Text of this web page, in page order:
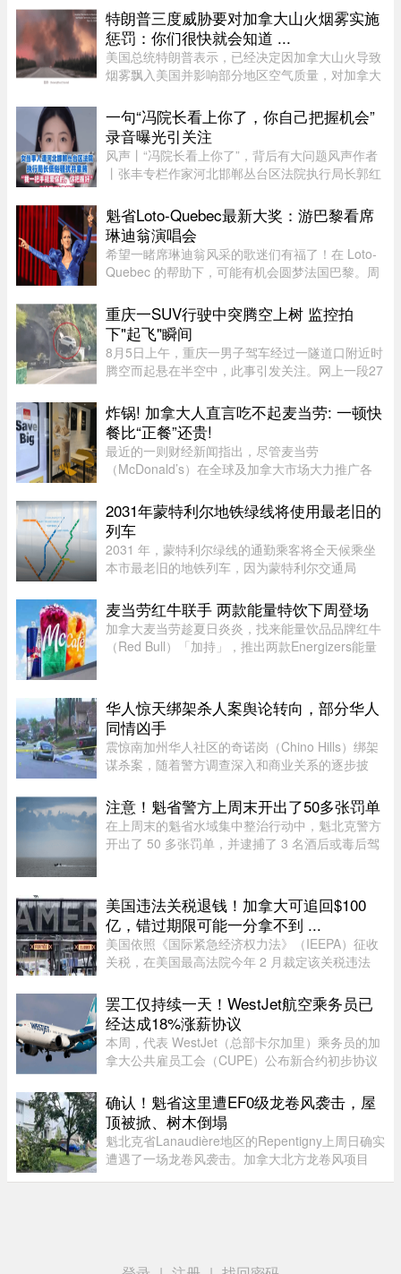
面一样拥有14天一轮的完整白 ...
特朗普三度威胁要对加拿大山火烟雾实施
惩罚：你们很快就会知道 ...
美国总统特朗普表示，已经决定因加拿大山火导致
烟雾飘入美国并影响部分地区空气质量，对加拿大
期里，特朗普第三次就此事对加拿大发出威胁。周
日晚间，特朗普在“空 ...
一句“冯院长看上你了，你自己把握机会”
录音曝光引关注
风声丨“冯院长看上你了”，背后有大问题风声作者
丨张丰专栏作家河北邯郸丛台区法院执行局长郭红
钱，给我送点钱”，“你长得漂亮……冯院长看上你
了，我可以从中促成，你 ...
魁省Loto-Quebec最新大奖：游巴黎看席
琳迪翁演唱会
希望一睹席琳迪翁风采的歌迷们有福了！在 Loto-
Quebec 的帮助下，可能有机会圆梦法国巴黎。周
Experience”抽奖活动，将抽出两位幸运歌迷（每
人可携一名同伴），邀他们亲临现 ...
重庆一SUV行驶中突腾空上树 监控拍
下"起飞"瞬间
8月5日上午，重庆一男子驾车经过一隧道口附近时
腾空而起悬在半空中，此事引发关注。网上一段27
道，其前方右边是一处转弯，前端左侧是一个隧道
口，当车驶至该隧道口附近时 ...
炸锅! 加拿大人直言吃不起麦当劳: 一顿快
餐比“正餐”还贵!
最近的一则财经新闻指出，尽管麦当劳
（McDonald’s）在全球及加拿大市场大力推广各
度依然出现了明显的放缓。图片来源：Global
News这一现象在加拿大知名社区论坛 r/ ...
2031年蒙特利尔地铁绿线将使用最老旧的
列车
2031 年，蒙特利尔绿线的通勤乘客将全天候乘坐
本市最老旧的地铁列车，因为蒙特利尔交通局
六年后，当蓝线延长线通车时，STM 将把现代化
的 Azur 列车从绿线调往蓝线。作为 ...
麦当劳红牛联手 两款能量特饮下周登场
加拿大麦当劳趁夏日炎炎，找来能量饮品品牌红牛
（Red Bull）「加持」，推出两款Energizers能量
红牛能量饮品配搭蓝树莓（blu ...
华人惊天绑架杀人案舆论转向，部分华人
同情凶手
震惊南加州华人社区的奇诺岗（Chino Hills）绑架
谋杀案，随着警方调查深入和商业关系的逐步披
中的舆论风向开始出现微妙变化。部分华人社区成
员开始对已遭警方击毙的 ...
注意！魁省警方上周末开出了50多张罚单
在上周末的魁省水域集中整治行动中，魁北克警方
开出了 50 多张罚单，并逮捕了 3 名酒后或毒后驾
内的多支魁省警力在 8 月 1 ...
美国违法关税退钱！加拿大可追回$100
亿，错过期限可能一分拿不到 ...
美国依照《国际紧急经济权力法》（IEEPA）征收
关税，在美国最高法院今年 2 月裁定该关税违法
种关税（包括 Section 122、301 和 338 条款）纷
纷出台，令退款进展变得容 ...
罢工仅持续一天！WestJet航空乘务员已
经达成18%涨薪协议
本周，代表 WestJet（总部卡尔加里）乘务员的加
拿大公共雇员工会（CUPE）公布新合约初步协议
时段津贴"，地面工作也获补偿；休息时间增加；
餐食和制服津贴上调；其他一系 ...
确认！魁省这里遭EF0级龙卷风袭击，屋
顶被掀、树木倒塌
魁北克省Lanaudière地区的Repentigny上周日确实
遭遇了一场龙卷风袭击。加拿大北方龙卷风项目